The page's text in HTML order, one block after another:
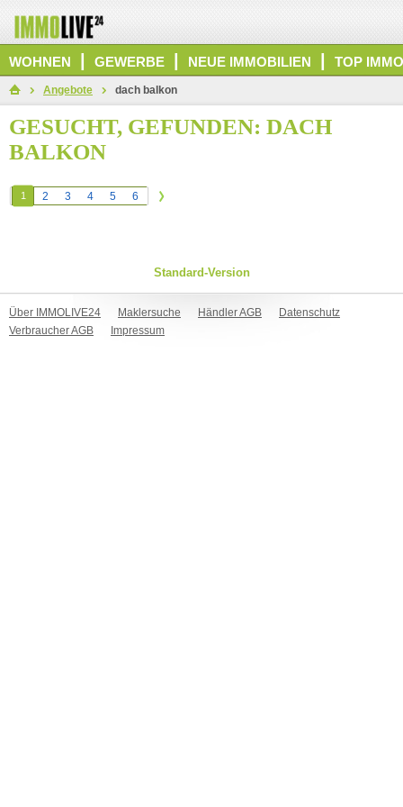
WOHNEN GEWERBE NEUE IMMOBILIEN TOP
Angebote dach balkon
GESUCHT, GEFUNDEN: DACH
BALKON
1 2 3 4 5 6
Standard-Version
Über IMMOLIVE24 Maklersuche Händler AGB
Datenschutz
Verbraucher AGB
Impressum